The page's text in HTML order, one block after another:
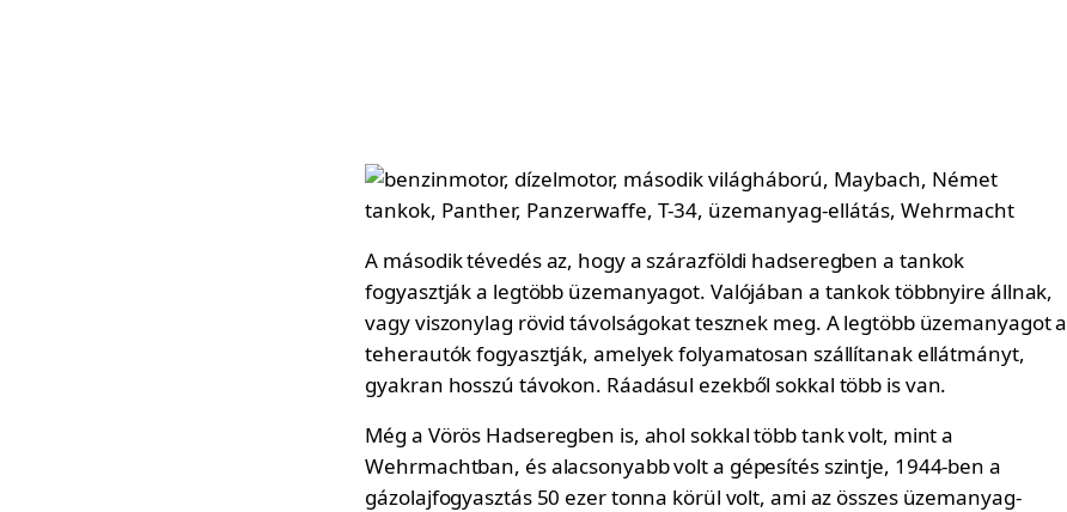
A második tévedés az, hogy a szárazföldi hadseregben a tankok
fogyasztják a legtöbb üzemanyagot. Valójában a tankok többnyire állnak,
vagy viszonylag rövid távolságokat tesznek meg. A legtöbb üzemanyagot a
teherautók fogyasztják, amelyek folyamatosan szállítanak ellátmányt,
gyakran hosszú távokon. Ráadásul ezekből sokkal több is van.
Még a Vörös Hadseregben is, ahol sokkal több tank volt, mint a
Wehrmachtban, és alacsonyabb volt a gépesítés szintje, 1944-ben a
gázolajfogyasztás 50 ezer tonna körül volt, ami az összes üzemanyag-